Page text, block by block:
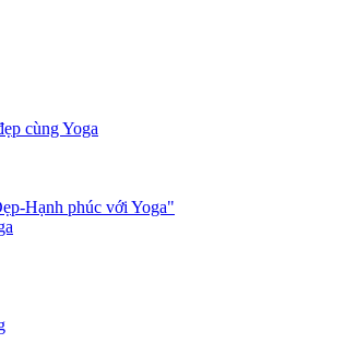
cùng Yoga
Hạnh phúc với Yoga"